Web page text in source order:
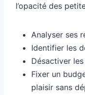
l’opacité des
Analyser ses
Identifier les
Désactiver
Fixer un
plaisir sans